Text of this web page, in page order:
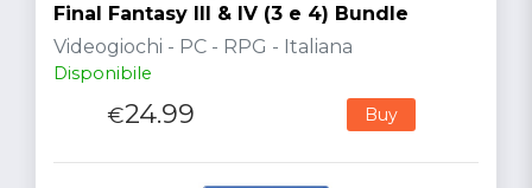
Final Fantasy III & IV (3 e 4) Bundle
Videogiochi - PC - RPG - Italiana
Disponibile
€24.99 Buy